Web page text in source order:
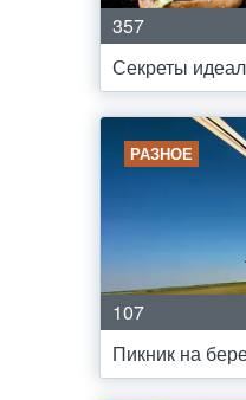
357
Секреты
РАЗНОЕ
107
Пикник на